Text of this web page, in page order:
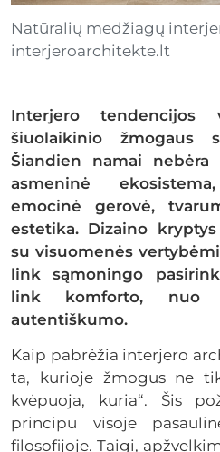
Natūralių medžiagų
interjeroarchitekte.lt
Interjero tendencijos
šiuolaikinio žmogaus
Šiandien namai
asmeninė
emocinė gerovė,
estetika. Dizaino
su visuomenės
link sąmoningo
link komforto, nuo
autentiškumo.
Kaip pabrėžia interjero
ta, kurioje žmogus ne
kvėpuoja, kuria“. Šis
principu visoje
filosofijoje. Taigi,